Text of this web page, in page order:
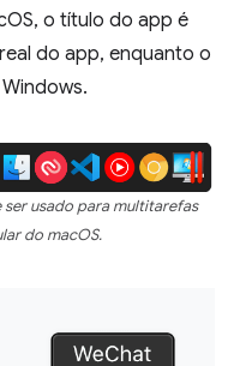
o título do app é
do app, enquanto o
usado para multitarefas
do macOS.